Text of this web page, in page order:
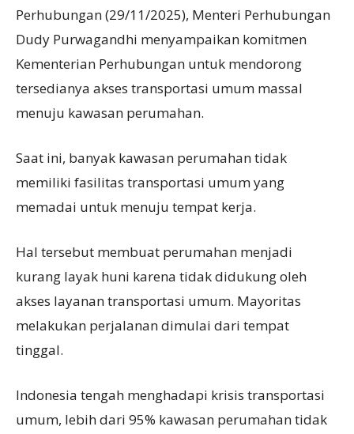
Perhubungan (29/11/2025), Menteri Perhubungan
Dudy Purwagandhi menyampaikan komitmen
Kementerian Perhubungan untuk mendorong
tersedianya akses transportasi umum massal
menuju kawasan perumahan.
Saat ini, banyak kawasan perumahan tidak
memiliki fasilitas transportasi umum yang
memadai untuk menuju tempat kerja.
Hal tersebut membuat perumahan menjadi
kurang layak huni karena tidak didukung oleh
akses layanan transportasi umum. Mayoritas
melakukan perjalanan dimulai dari tempat
tinggal.
Indonesia tengah menghadapi krisis transportasi
umum, lebih dari 95% kawasan perumahan tidak